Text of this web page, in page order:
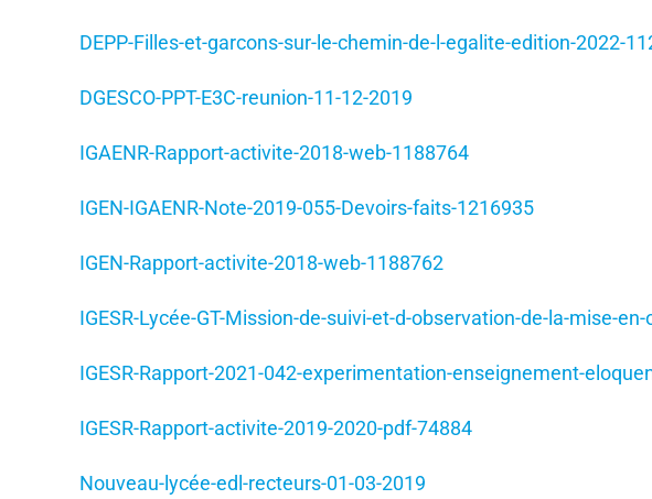
DEPP-Filles-et-garcons-sur-le-chemin-de-l-egalite-edition-2022-
DGESCO-PPT-E3C-reunion-11-12-2019
IGAENR-Rapport-activite-2018-web-1188764
IGEN-IGAENR-Note-2019-055-Devoirs-faits-1216935
IGEN-Rapport-activite-2018-web-1188762
IGESR-Lycée-GT-Mission-de-suivi-et-d-observation-de-la-mise-
IGESR-Rapport-2021-042-experimentation-enseignement-
IGESR-Rapport-activite-2019-2020-pdf-74884
Nouveau-lycée-edl-recteurs-01-03-2019